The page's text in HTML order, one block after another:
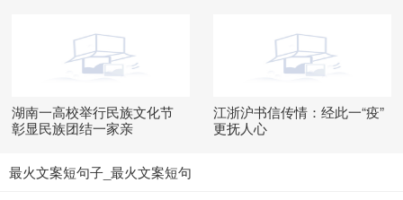
湖南一高校举行民族文化节
彰显民族团结一家亲
江浙沪书信传情：经此一“疫”
更抚人心
最火文案短句子_最火文案短句